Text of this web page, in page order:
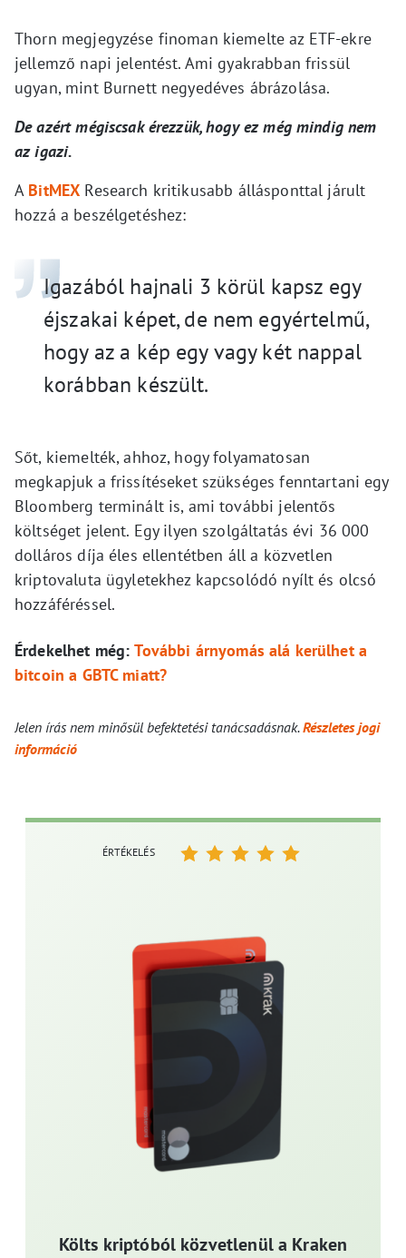
Thorn megjegyzése finoman kiemelte az ETF-ekre
jellemző napi jelentést. Ami gyakrabban frissül
ugyan, mint Burnett negyedéves ábrázolása.
De azért mégiscsak érezzük, hogy ez még mindig nem
az igazi.
A BitMEX Research kritikusabb állásponttal járult
hozzá a beszélgetéshez:
Igazából hajnali 3 körül kapsz egy
éjszakai képet, de nem egyértelmű,
hogy az a kép egy vagy két nappal
korábban készült.
Sőt, kiemelték, ahhoz, hogy folyamatosan
megkapjuk a frissítéseket szükséges fenntartani egy
Bloomberg terminált is, ami további jelentős
költséget jelent. Egy ilyen szolgáltatás évi 36 000
dolláros díja éles ellentétben áll a közvetlen
kriptovaluta ügyletekhez kapcsolódó nyílt és olcsó
hozzáféréssel.
Érdekelhet még: További árnyomás alá kerülhet a
bitcoin a GBTC miatt?
Jelen írás nem minősül befektetési tanácsadásnak.Részletes jogi
információ
Költs kriptóból közvetlenül a Kraken
ÉRTÉKELÉS